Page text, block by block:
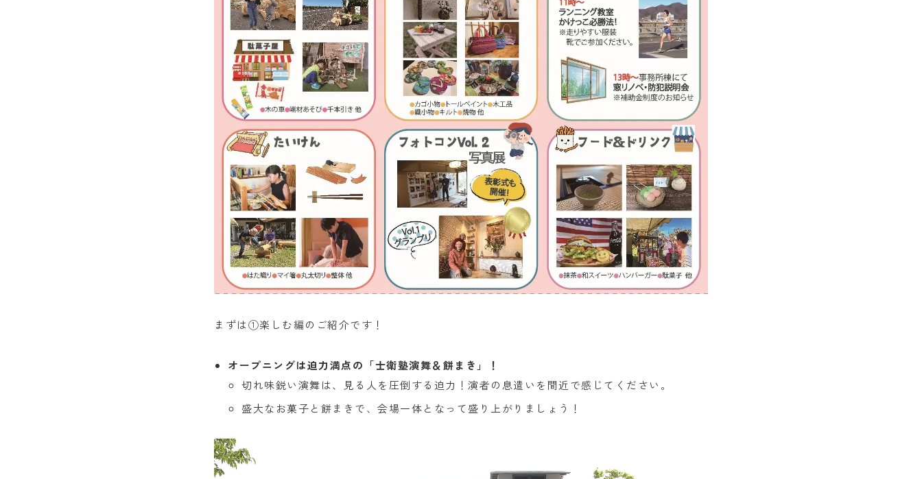
まずは①楽しむ編のご紹介です！
オープニングは迫力満点の「士衛塾演舞＆餅まき」！
切れ味鋭い演舞は、見る人を圧倒する迫力！演者の息遣いを間近で感じてください。
盛大なお菓子と餅まきで、会場一体となって盛り上がりましょう！